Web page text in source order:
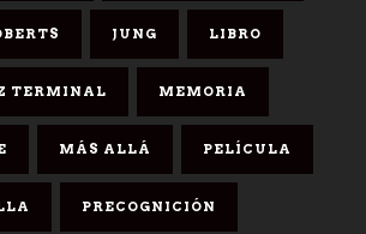
JUNG LIBRO
TERMINAL MEMORIA
MÁS ALLÁ PELÍCULA
PRECOGNICIÓN